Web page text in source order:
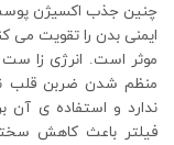
چنین جذب اکسیژن
ایمنی بدن را تقویت می
موثر است. انرژی زا
منظم شدن ضربن قلب
ندارد و استفاده ی
فیلتر باعث کاهش